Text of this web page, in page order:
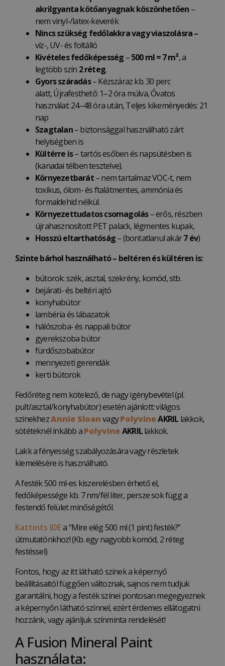
akrilgyanta kötőanyagnak köszönhetően –
nem vinyl-/latex-keverék
Nincs szükség fedőlakkra vagy viaszolásra –
víz-, UV- és foltálló
Kivételes fedőképesség –500 ml ≈ 7 m², a
legtöbb szín 2 réteg.
Gyors száradás– Kézszáraz kb. 30 perc
alatt, Újrafesthető: 1–2 óra múlva, Óvatos
használat: 24–48 óra után, Teljes kikeményedés: 21
nap
Szagtalan– biztonsággal használható zárt
helyiségben is
Kültérre is– tartós esőben és napsütésben is
(kanadai télben tesztelve).
Környezetbarát– nem tartalmaz VOC-t, nem
toxikus, ólom- és ftalátmentes, ammónia és
formaldehid nélkül.
Környezettudatos csomagolás– erős, részben
újrahasznosított PET palack, légmentes kupak,
Hosszú eltarthatóság– (bontatlanul akár7 év)
Szinte bárhol használható – beltéren és kültéren is:
bútorok: szék, asztal, szekrény, komód, stb.
bejárati- és beltéri ajtó
konyhabútor
lambéria és lábazatok
hálószoba- és nappali bútor
gyerekszoba bútor
fürdőszobabútor
mennyezeti gerendák
kerti bútorok
Fedőréteg nem kötelező, de nagy igénybevétel (pl.
pult/asztal/konyhabútor) esetén ajánlott: világos
színekhezAnnie SloanvagyPolyvineAKRIL lakkok,
sötéteknél inkább aPolyvineAKRILlakkok.
Lakk a fényesség szabályozására vagy részletek
kiemelésére is használható.
A festék 500 ml-es kiszerelésben érhető el,
fedőképessége kb. 7 nm/fél liter, persze sok függ a
festendő felület minőségétől.
Kattints IDEa “Mire elég 500 ml (1 pint) festék?”
útmutatónkhoz! (Kb. egy nagyobb komód, 2 réteg
festéssel)
Fontos, hogy az itt látható színek a képernyő
beállításaitól függően változnak, sajnos nem tudjuk
garantálni, hogy a festék színei pontosan megegyeznek
a képernyőn látható színnel, ezért érdemes ellátogatni
hozzánk, vagy ajánljuk színminta rendelését!
A Fusion Mineral Paint
használata: